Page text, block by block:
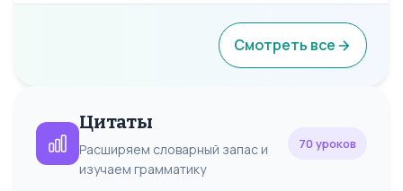
Смотреть все
Цитаты
Расширяем словарный запас и
изучаем грамматику
70 уроков